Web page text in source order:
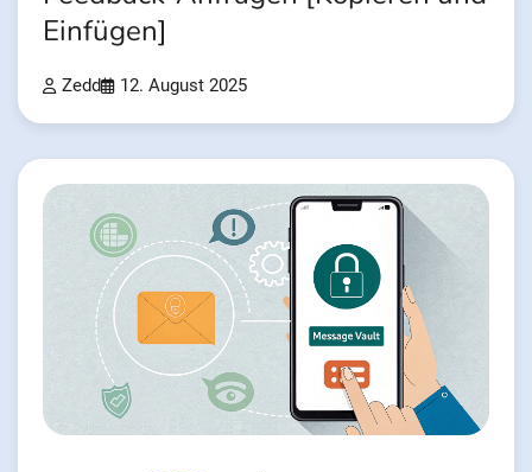
Einfügen]
Zedd 12. August 2025